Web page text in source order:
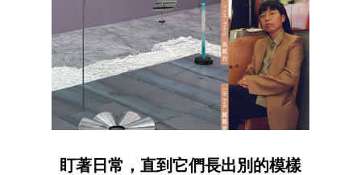
盯著日常，直到它們長出別的模樣